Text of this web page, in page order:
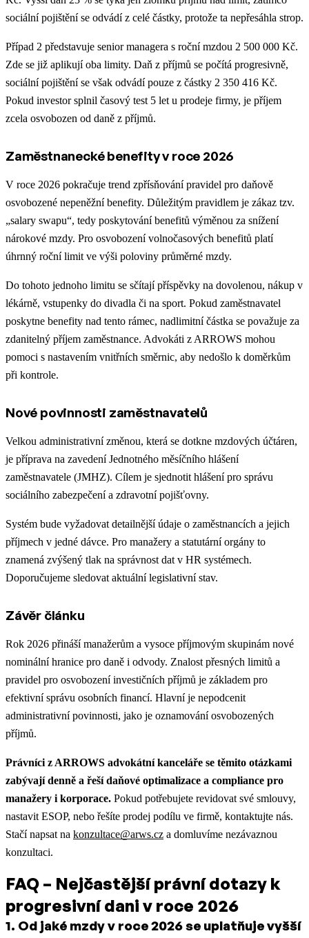
sociální pojištění se odvádí z celé částky, protože ta nepřesáhla strop.
Případ 2 představuje senior managera s roční mzdou 2 500 000 Kč.
Zde se již aplikují oba limity. Daň z příjmů se počítá progresivně,
sociální pojištění se však odvádí pouze z částky 2 350 416 Kč.
Pokud investor splnil časový test 5 let u prodeje firmy, je příjem
zcela osvobozen od daně z příjmů.
Zaměstnanecké benefity v roce 2026
V roce 2026 pokračuje trend zpřísňování pravidel pro daňově
osvobozené nepeněžní benefity. Důležitým pravidlem je zákaz tzv.
„salary swapu“, tedy poskytování benefitů výměnou za snížení
nárokové mzdy. Pro osvobození volnočasových benefitů platí
úhrnný roční limit ve výši poloviny průměrné mzdy.
Do tohoto jednoho limitu se sčítají příspěvky na dovolenou, nákup v
lékárně, vstupenky do divadla či na sport. Pokud zaměstnavatel
poskytne benefity nad tento rámec, nadlimitní částka se považuje za
zdanitelný příjem zaměstnance. Advokáti z ARROWS mohou
pomoci s nastavením vnitřních směrnic, aby nedošlo k doměrkům
při kontrole.
Nové povinnosti zaměstnavatelů
Velkou administrativní změnou, která se dotkne mzdových účtáren,
je příprava na zavedení Jednotného měsíčního hlášení
zaměstnavatele (JMHZ). Cílem je sjednotit hlášení pro správu
sociálního zabezpečení a zdravotní pojišťovny.
Systém bude vyžadovat detailnější údaje o zaměstnancích a jejich
příjmech v jedné dávce. Pro manažery a statutární orgány to
znamená zvýšený tlak na správnost dat v HR systémech.
Doporučujeme sledovat aktuální legislativní stav.
Závěr článku
Rok 2026 přináší manažerům a vysoce příjmovým skupinám nové
nominální hranice pro daně i odvody. Znalost přesných limitů a
pravidel pro osvobození investičních příjmů je základem pro
efektivní správu osobních financí. Hlavní je nepodcenit
administrativní povinnosti, jako je oznamování osvobozených
příjmů.
Právníci z ARROWS advokátní kanceláře se těmito otázkami
zabývají denně a řeší daňové optimalizace a compliance pro
manažery i korporace. Pokud potřebujete revidovat své smlouvy,
nastavit ESOP, nebo řešíte prodej podílu ve firmě, kontaktujte nás.
Stačí napsat na konzultace@arws.cz a domluvíme nezávaznou
konzultaci.
FAQ – Nejčastější právní dotazy k
progresivní dani v roce 2026
1. Od jaké mzdy v roce 2026 se uplatňuje vyšší